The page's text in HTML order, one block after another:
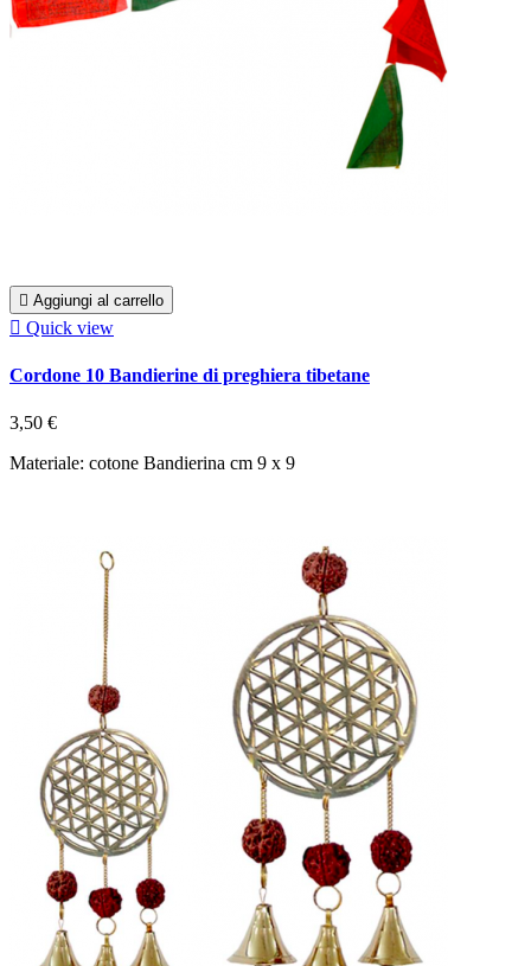
 Aggiungi al carrello
 Quick view
Cordone 10 Bandierine di preghiera tibetane
3,50 €
Materiale: cotone Bandierina cm 9 x 9